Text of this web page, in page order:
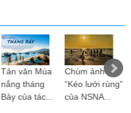
Tản văn Mùa
nắng tháng
Bảy của tác...
Chùm ảnh
“Kéo lưới rùng”
của NSNA...